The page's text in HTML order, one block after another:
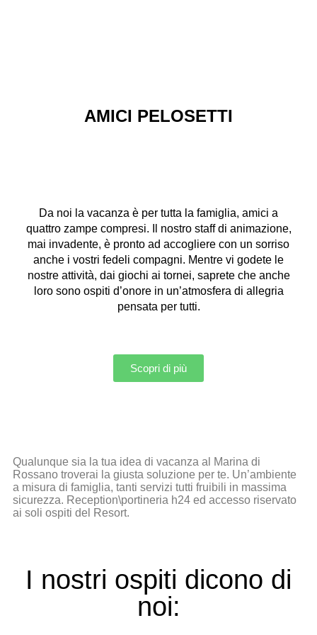
AMICI PELOSETTI
Da noi la vacanza è per tutta la famiglia, amici a
quattro zampe compresi. Il nostro staff di animazione,
mai invadente, è pronto ad accogliere con un sorriso
anche i vostri fedeli compagni. Mentre vi godete le
nostre attività, dai giochi ai tornei, saprete che anche
loro sono ospiti d’onore in un’atmosfera di allegria
pensata per tutti.
Scopri di più
Qualunque sia la tua idea di vacanza al Marina di
Rossano troverai la giusta soluzione per te. Un’ambiente
a misura di famiglia, tanti servizi tutti fruibili in massima
sicurezza. Reception\portineria h24 ed accesso riservato
ai soli ospiti del Resort.
I nostri ospiti dicono di
noi: